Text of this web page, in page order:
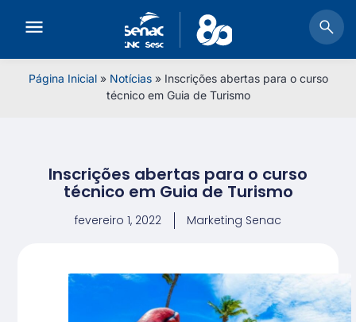
Página Inicial» Notícias» Inscrições abertas para o curso
técnico em Guia de Turismo
Inscrições abertas para o curso
técnico em Guia de Turismo
fevereiro 1, 2022 Marketing Senac